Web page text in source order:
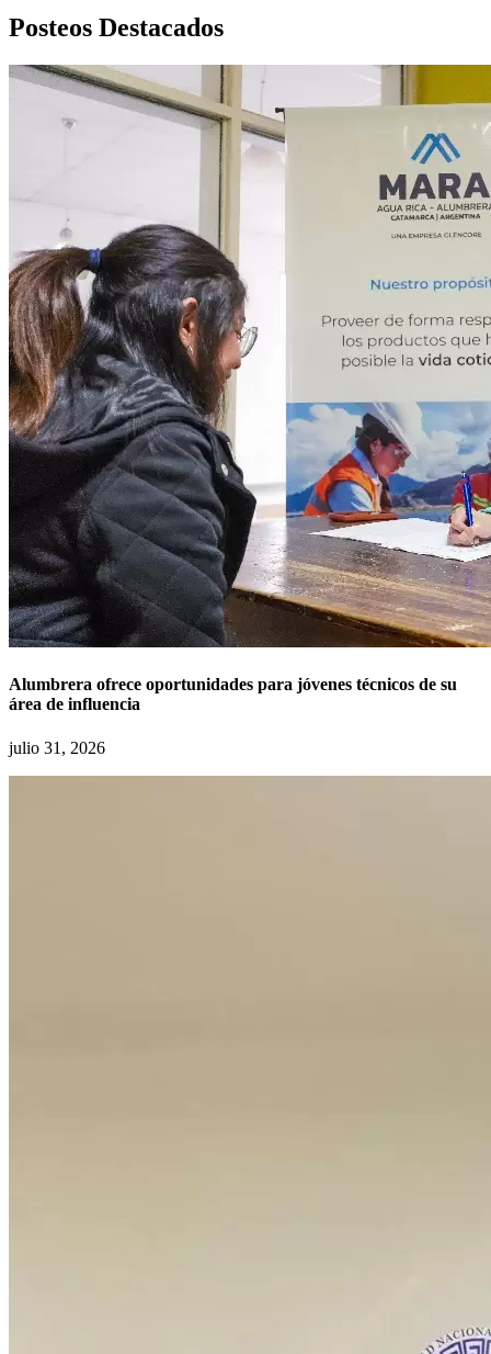
Posteos Destacados
Alumbrera ofrece oportunidades para jóvenes técnicos de su
área de influencia
julio 31, 2026